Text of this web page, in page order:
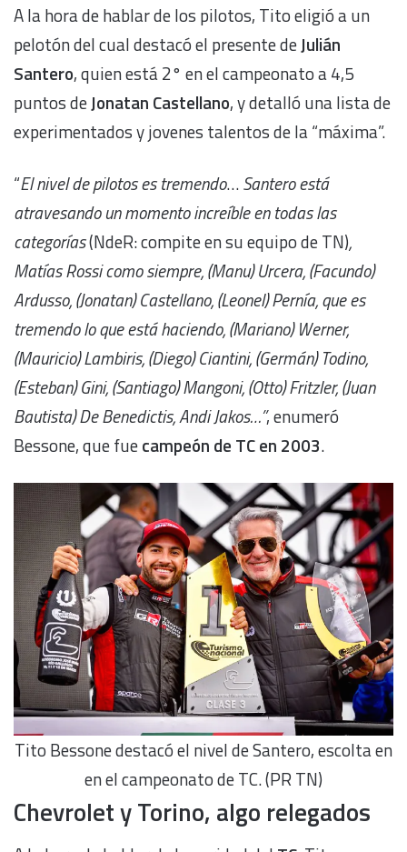
A la hora de hablar de los pilotos, Tito eligió a un
pelotón del cual destacó el presente deJulián
Santero, quien está 2° en el campeonato a 4,5
puntos deJonatan Castellano, y detalló una lista de
experimentados y jovenes talentos de la “máxima”.
“El nivel de pilotos es tremendo…Santero está
atravesando un momento increíble en todas las
categorías(NdeR: compite en su equipo de TN),
Matías Rossi como siempre, (Manu) Urcera, (Facundo)
Ardusso, (Jonatan) Castellano, (Leonel) Pernía, que es
tremendo lo que está haciendo, (Mariano) Werner,
(Mauricio) Lambiris, (Diego) Ciantini, (Germán) Todino,
(Esteban) Gini, (Santiago) Mangoni, (Otto) Fritzler, (Juan
Bautista) De Benedictis, Andi Jakos…”, enumeró
Bessone, que fuecampeón de TC en 2003.
Tito Bessone destacó el nivel de Santero, escolta en
en el campeonato de TC. (PR TN)
Chevrolet y Torino, algo relegados